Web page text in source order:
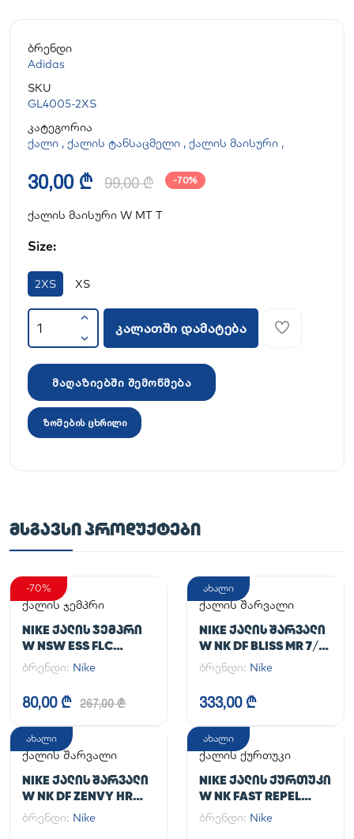
ბრენდი
Adidas
SKU
GL4005-2XS
კატეგორია
ქალი , ქალის ტანსაცმელი , ქალის მაისური ,
30,00 ₾ 99,00 ₾ -70%
ქალის მაისური W MT T
Size:
2XS XS
კალათში დამატება
მაღაზიებში შემოწმება
ზომების ცხრილი
ᲛᲡᲒᲐᲕᲡᲘ ᲞᲠᲝᲓᲣᲥᲢᲔᲑᲘ
-70%
ქალის ჯემპრი
NIKE ᲥᲐᲚᲘᲡ ᲯᲔᲛᲞᲠᲘ
W NSW ESS FLC
HOODIE CLCTN RE
ბრენდი: Nike
80,00 ₾ 267,00 ₾
ახალი
ქალის შარვალი
NIKE ᲥᲐᲚᲘᲡ ᲨᲐᲠᲕᲐᲚᲘ
W NK DF BLISS MR 7/8
JOGGER
ბრენდი: Nike
333,00 ₾
ახალი
ქალის შარვალი
NIKE ᲥᲐᲚᲘᲡ ᲨᲐᲠᲕᲐᲚᲘ
W NK DF ZENVY HR
TGHT
ბრენდი: Nike
ახალი
ქალის ქურთუკი
NIKE ᲥᲐᲚᲘᲡ ᲥᲣᲠᲗᲣᲙᲘ
W NK FAST REPEL
JACKET
ბრენდი: Nike